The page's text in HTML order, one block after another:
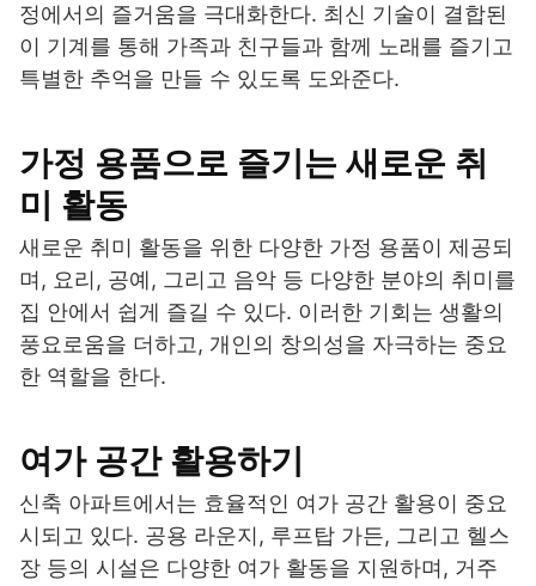
정에서의 즐거움을 극대화한다. 최신 기술이 결합된
이 기계를 통해 가족과 친구들과 함께 노래를 즐기고
특별한 추억을 만들 수 있도록 도와준다.
가정 용품으로 즐기는 새로운 취
미 활동
새로운 취미 활동을 위한 다양한 가정 용품이 제공되
며, 요리, 공예, 그리고 음악 등 다양한 분야의 취미를
집 안에서 쉽게 즐길 수 있다. 이러한 기회는 생활의
풍요로움을 더하고, 개인의 창의성을 자극하는 중요
한 역할을 한다.
여가 공간 활용하기
신축 아파트에서는 효율적인 여가 공간 활용이 중요
시되고 있다. 공용 라운지, 루프탑 가든, 그리고 헬스
장 등의 시설은 다양한 여가 활동을 지원하며, 거주